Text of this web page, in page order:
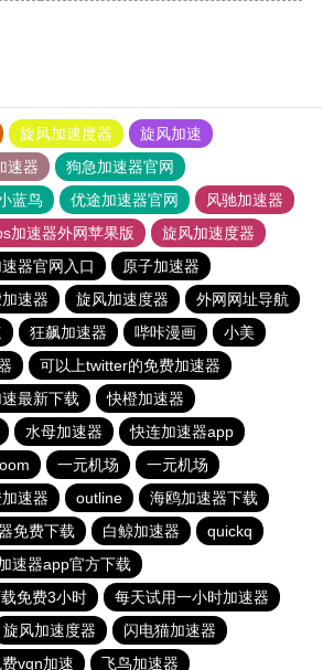
旋风加速度器
旋风加速
速器
狗急加速器官网
蓝鸟 优途加速器官网
风驰加速器
加速器外网苹果版
旋风加速度器
器官网入口
原子加速器
速器 旋风加速度器
外网网址导航
狂飙加速器 哔咔漫画
小美
可以上twitter的免费加速器
最新下载
快橙加速器
水母加速器
快连加速器app
一元机场
一元机场
速器 outline
海鸥加速器下载
免费下载 白鲸加速器
quickq
速器app官方下载
免费3小时
每天试用一小时加速器
旋风加速度器
闪电猫加速器
vqn加速 飞鸟加速器